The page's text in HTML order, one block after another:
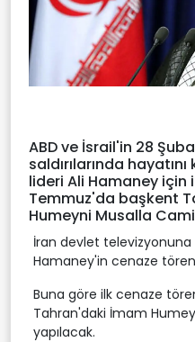
ABD ve İsrail'in 28
saldırılarında
lideri Ali Hamaney
Temmuz'da başkent
Humeyni Musalla
İran devlet televizyonuna
Hamaney'in cenaze
Buna göre ilk cenaze
Tahran'daki İmam
yapılacak.